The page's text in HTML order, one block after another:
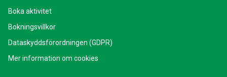
Boka aktivitet
Bokningsvillkor
Dataskyddsförordningen (GDPR)
Mer information om cookies